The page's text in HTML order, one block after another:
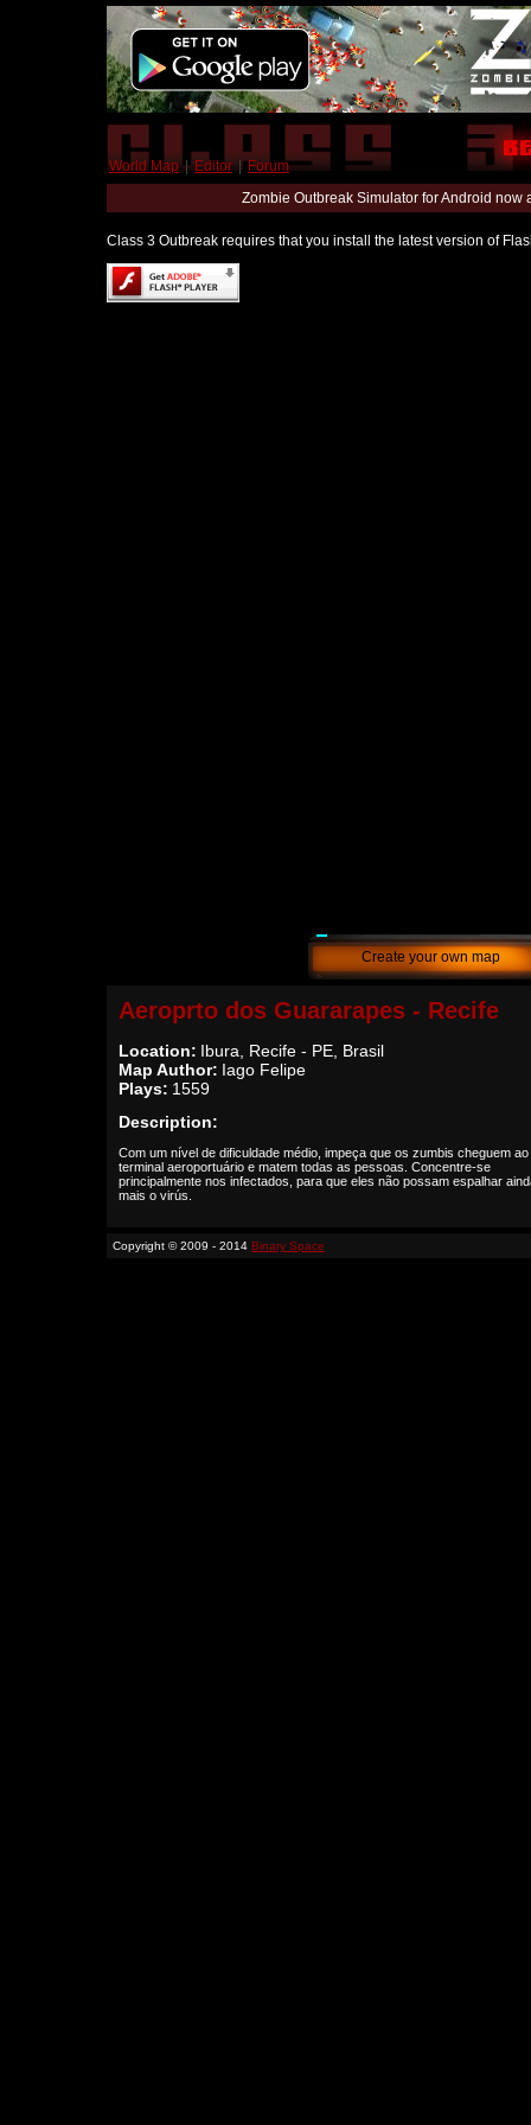
World Map | Editor | Forum
Zombie Outbreak Simulator for Android
Class 3 Outbreak requires that you install the latest version of
Create your own map
Aeroprto dos Guararapes - Recife
Location: Ibura, Recife - PE, Brasil
Map Author: Iago Felipe
Plays: 1559
Description:
Com um nível de dificuldade médio, impeça que os zumbis cheguem ao
terminal aeroportuário e matem todas as pessoas. Concentre-se
principalmente nos infectados, para que eles não possam espalhar
mais o virús.
Copyright © 2009 - 2014 Binary Space